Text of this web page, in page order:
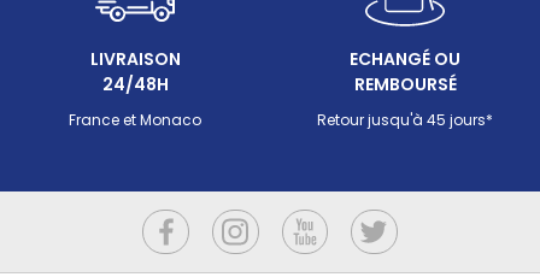
LIVRAISON
24/48H
France et Monaco
ECHANGÉ OU
REMBOURSÉ
Retour jusqu'à 45 jours*